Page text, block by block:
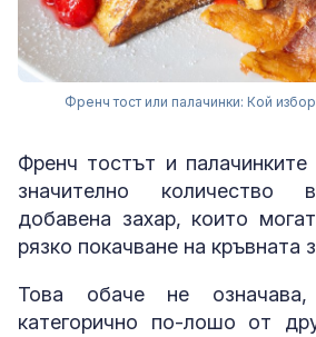
Френч тост или палачинки: Кой
Френч тостът и
значително количество
добавена захар, които
рязко покачване на кръвната
Това обаче не
категорично по-лошо от